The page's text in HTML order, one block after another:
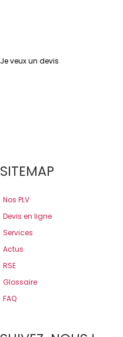
Je veux un devis
SITEMAP
Nos PLV
Devis en ligne
Services
Actus
RSE
Glossaire
FAQ